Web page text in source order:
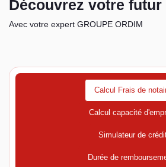
Découvrez votre
Avec votre expert GROUPE ORDIM
Calcul Frais de
Calcul capacité
Simulateur de
Durée de